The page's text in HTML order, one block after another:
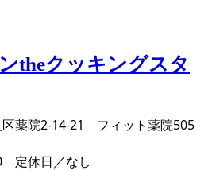
区薬院2-14-21 フィット薬院505
定休日／なし